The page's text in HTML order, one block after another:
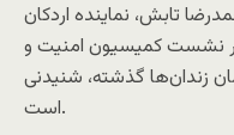
تابش، نماینده اردکان
نشست کمیسیون امنیت و
زندان‌ها گذشته، شنیدنی
است.